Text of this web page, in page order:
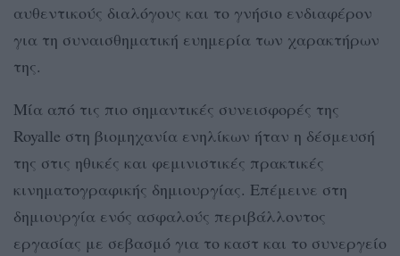
αυθεντικούς διαλόγους και το γνήσιο ενδιαφέρον
για τη συναισθηματική ευημερία των χαρακτήρων
της.
Μία από τις πιο σημαντικές συνεισφορές της
Royalle στη βιομηχανία ενηλίκων ήταν η δέσμευσή
της στις ηθικές και φεμινιστικές πρακτικές
κινηματογραφικής δημιουργίας. Επέμεινε στη
δημιουργία ενός ασφαλούς περιβάλλοντος
εργασίας με σεβασμό για το καστ και το συνεργείο